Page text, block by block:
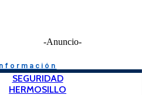
-Anuncio-
SEGURIDAD
HERMOSILLO